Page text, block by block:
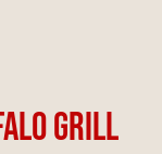
GRILL